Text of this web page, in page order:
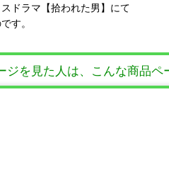
ドラマ【拾われた男】にて
す。
ジを見た人は、こんな商品ペ